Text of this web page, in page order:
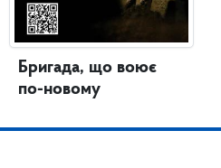
Бригада, що воює
по-новому